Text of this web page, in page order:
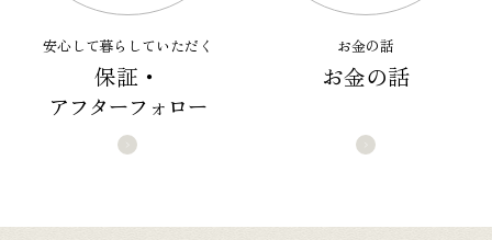
安心して暮らしていただく
保証・
アフターフォロー
お金の話
お金の話